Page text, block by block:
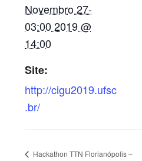
Novembro 27-
03:00 2019 @
14:00
Site:
http://cigu2019.ufsc
.br/
Hackathon TTN Florianópolis –